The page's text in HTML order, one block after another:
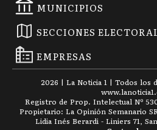
MUNICIPIOS
SECCIONES
EMPRESAS
2026 | La Noticia 1 | Todos los
www.
Registro de Prop. Intelectual Nº
Propietario: La Opinión Semanario
Lidia Inés Berardi - Liniers 71,